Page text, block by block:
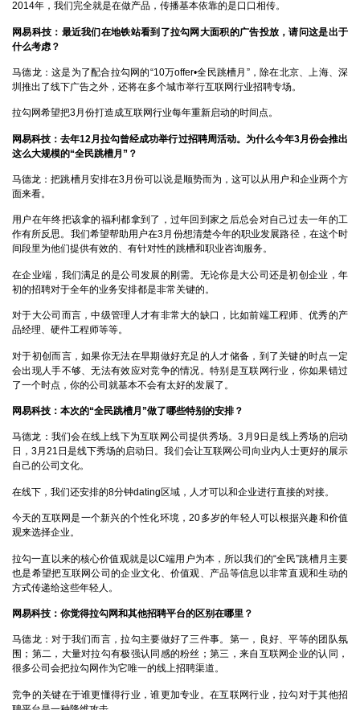
2014年，我们完全就是在做产品，传播基本依靠的是口口相传。
网易科技：最近我们在地铁站看到了拉勾网大面积的广告投放，请问这是出于
什么考虑？
马德龙： 这是为了配合拉勾网的“10万offer•全民跳槽月”，除在北京、上海、深
圳推出了线下广告之外，还将在多个城市举行互联网行业招聘专场。
拉勾网希望把3月份打造成互联网行业每年重新启动的时间点。
网易科技：去年12 月拉勾曾经成功举行过招聘周活动。为什么今年3月份会推出
这么大规模的“全民跳槽月”？
马德龙：把跳槽月安排在3月份可以说是顺势而为，这可以从用户和企业两个方
面来看。
用户在年终把该拿的福利都拿到了，过年回到家之后总会对自己过去一年的工
作有所反思。我们希望帮助用户在3月份想清楚今年的职业发展路径，在这个时
间段里为他们提供有效的、有针对性的跳槽和职业咨询服务。
在企业端，我们满足的是公司发展的刚需。无论你是大公司还是初创企业，年
初的招聘对于全年的业务安排都是非常关键的。
对于大公司而言，中级管理人才有非常大的缺口，比如前端工程师、优秀的产
品经理、硬件工程师等等。
对于初创而言，如果你无法在早期做好充足的人才储备，到了关键的时点一定
会出现人手不够、无法有效应对竞争的情况。特别是互联网行业，你如果错过
了一个时点，你的公司就基本不会有太好的发展了。
网易科技：本次的“全民跳槽月”做了哪些特别的安排？
马德龙： 我们会在线上线下为互联网公司提供秀场。3月9日是线上秀场的启动
日，3月21日是线下秀场的启动日。我们会让互联网公司向业内人士更好的展示
自己的公司文化。
在线下，我们还安排的8分钟dating区域，人才可以和企业进行直接的对接。
今天的互联网是一个新兴的个性化环境，20多岁的年轻人可以根据兴趣和价值
观来选择企业。
拉勾一直以来的核心价值观就是以C端用户为本，所以我们的“全民”跳槽月主要
也是希望把互联网公司的企业文化、价值观、产品等信息以非常直观和生动的
方式传递给这些年轻人。
网易科技：你觉得拉勾网和其他招聘平台的区别在哪里？
马德龙：对于我们而言，拉勾主要做好了三件事。第一，良好、平等的团队氛
围；第二，大量对拉勾有极强认同感的粉丝；第三，来自互联网企业的认同，
很多公司会把拉勾网作为它唯一的线上招聘渠道。
竞争的关键在于谁更懂得行业，谁更加专业。在互联网行业，拉勾对于其他招